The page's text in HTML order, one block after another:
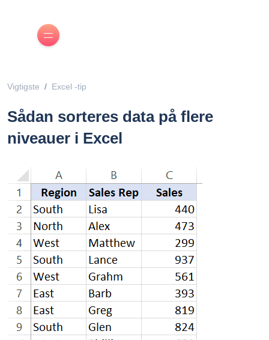
Vigtigste Excel -tip
Sådan sorteres data på flere
niveauer i Excel